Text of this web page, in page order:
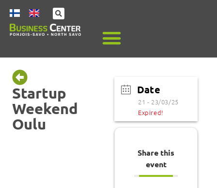
Startup
Weekend
Oulu
Date
21 - 23/03/25
Expired!
Share this
event